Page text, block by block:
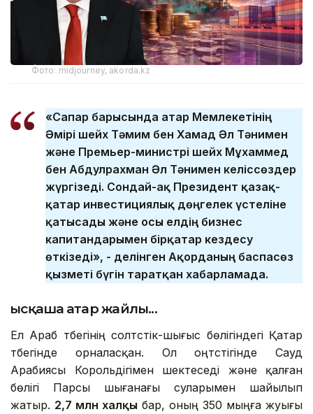
Фото: midjourney, akorda.kz
«Сапар барысында Қатар Мемлекетінің
Әмірі шейх Тәмим бен Хамад Әл Тәнимен
және Премьер-министрі шейх Мұхаммед
бен Абдулрахман Әл Тәнимен келіссөздер
жүргізеді. Сондай-ақ Президент қазақ-
қатар инвестициялық дөңгелек үстеліне
қатысады және осы елдің бизнес
капитандарымен бірқатар кездесу
өткізеді», - делінген Ақорданың баспасөз
қызметі бүгін таратқан хабарламада.
Қысқаша Қатар жайлы...
Ел Араб түбегінің солтүстік-шығыс бөлігіндегі Қатар
түбегінде орналасқан. Ол оңтүстігінде Сауд
Арабиясы Корольдігімен шектеседі және қалған
бөлігі Парсы шығанағы суларымен шайылып
жатыр. 2,7 млн халқы бар, оның 350 мыңға жуығы